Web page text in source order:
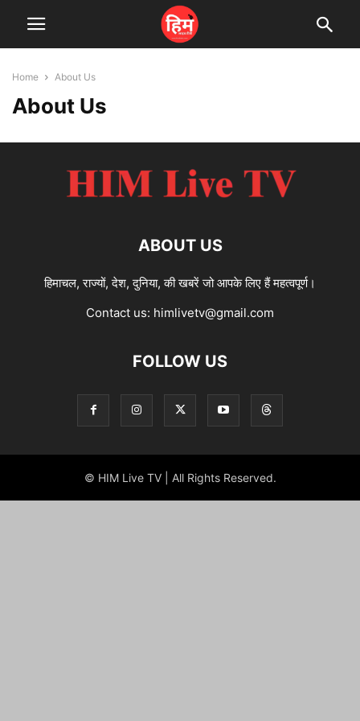
Home About Us
About Us
ABOUT US
हिमाचल, राज्यों, देश, दुनिया, की खबरें जो आपके लिए हैं महत्वपूर्ण।
Contact us: himlivetv@gmail.com
FOLLOW US
© HIM Live TV | All Rights Reserved.